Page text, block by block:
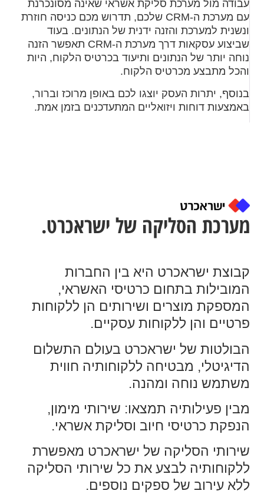
עבודה מול מערכת סליקת אשראי שאינה מסונכרנת
עם מערכת ה-CRM שלכם, תדרוש מכם כניסה חוזרת
ונשנית למערכת והזנה ידנית של הנתונים. בעוד
שביצוע עסקאות דרך מערכת ה-CRM תאפשר הזנה
נוחה יותר של הנתונים ותיעוד בכרטיס הלקוח, היות
והכל מתבצע מכרטיס הלקוח.
בנוסף, יתרות העסק יוצגו לכם באופן מרוכז וברור,
באמצעות דוחות ויזואליים המתעדכנים בזמן אמת.
מערכת הסליקה של ישראכרט.
קבוצת ישראכרט היא בין החברות
המובילות בתחום כרטיסי האשראי,
המספקת מוצרים ושירותים הן ללקוחות
פרטיים והן ללקוחות עסקיים.
הבולטות של ישראכרט בעולם התשלום
הדיגיטלי, מבטיחה ללקוחותיה חווית
משתמש נוחה ומהנה.
מבין פעילותיה תמצאו: שירותי מימון,
הנפקת כרטיסי חיוב וסליקת אשראי.
שירותי הסליקה של ישראכרט מאפשרת
ללקוחותיה לבצע את כל שירותי הסליקה
ללא עירוב של ספקים נוספים.